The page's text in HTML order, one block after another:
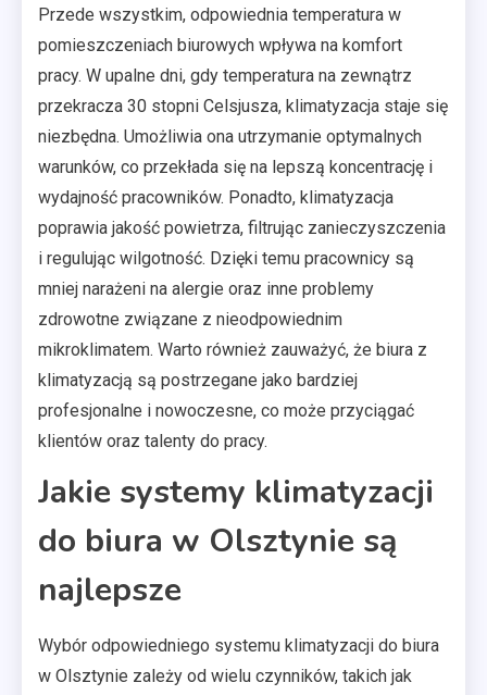
Przede wszystkim, odpowiednia temperatura w
pomieszczeniach biurowych wpływa na komfort
pracy. W upalne dni, gdy temperatura na zewnątrz
przekracza 30 stopni Celsjusza, klimatyzacja staje się
niezbędna. Umożliwia ona utrzymanie optymalnych
warunków, co przekłada się na lepszą koncentrację i
wydajność pracowników. Ponadto, klimatyzacja
poprawia jakość powietrza, filtrując zanieczyszczenia
i regulując wilgotność. Dzięki temu pracownicy są
mniej narażeni na alergie oraz inne problemy
zdrowotne związane z nieodpowiednim
mikroklimatem. Warto również zauważyć, że biura z
klimatyzacją są postrzegane jako bardziej
profesjonalne i nowoczesne, co może przyciągać
klientów oraz talenty do pracy.
Jakie systemy klimatyzacji
do biura w Olsztynie są
najlepsze
Wybór odpowiedniego systemu klimatyzacji do biura
w Olsztynie zależy od wielu czynników, takich jak